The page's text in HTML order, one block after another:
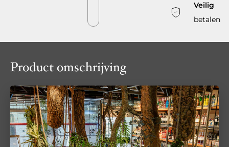
Veilig
betalen
Product omschrijving